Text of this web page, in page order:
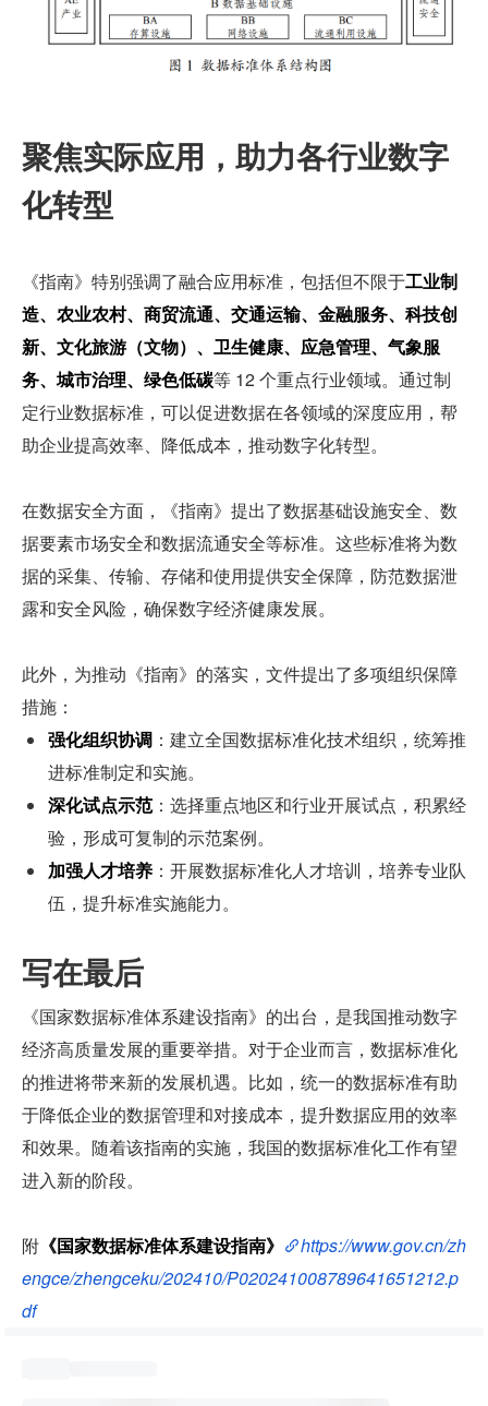
聚焦实际应用，助力各行业数字
化转型
《指南》特别强调了融合应用标准，包括但不限于工业制
造、农业农村、商贸流通、交通运输、金融服务、科技创
新、文化旅游（文物）、卫生健康、应急管理、气象服
务、城市治理、绿色低碳等 12 个重点行业领域。通过制
定行业数据标准，可以促进数据在各领域的深度应用，帮
助企业提高效率、降低成本，推动数字化转型。
在数据安全方面，《指南》提出了数据基础设施安全、数
据要素市场安全和数据流通安全等标准。这些标准将为数
据的采集、传输、存储和使用提供安全保障，防范数据泄
露和安全风险，确保数字经济健康发展。
此外，为推动《指南》的落实，文件提出了多项组织保障
措施：
强化组织协调 ：建立全国数据标准化技术组织，统筹推
进标准制定和实施。
深化试点示范：选择重点地区和行业开展试点，积累经
验，形成可复制的示范案例。
加强人才培养 ：开展数据标准化人才培训，培养专业队
伍，提升标准实施能力。
写在最后
《国家数据标准体系建设指南》的出台，是我国推动数字
经济高质量发展的重要举措。对于企业而言，数据标准化
的推进将带来新的发展机遇。比如，统一的数据标准有助
于降低企业的数据管理和对接成本，提升数据应用的效率
和效果。随着该指南的实施，我国的数据标准化工作有望
进入新的阶段。
附 《国家数据标准体系建设指南》
https://www.gov.cn/zh
engce/zhengceku/202410/P020241008789641651212.p
df